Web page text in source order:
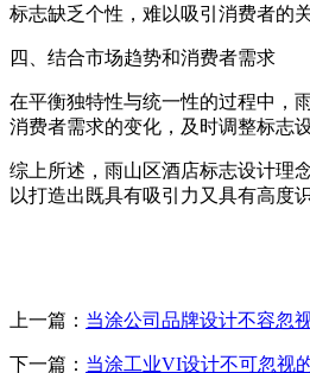
标志缺乏个性，难以吸引消费者的
四、结合市场趋势和消费者需求
在平衡独特性与统一性的过程中，
消费者需求的变化，及时调整标志
综上所述，雨山区酒店标志设计理
以打造出既具有吸引力又具有高度
上一篇： 当涂公司品牌设计不容忽
下一篇： 当涂工业VI设计不可忽视